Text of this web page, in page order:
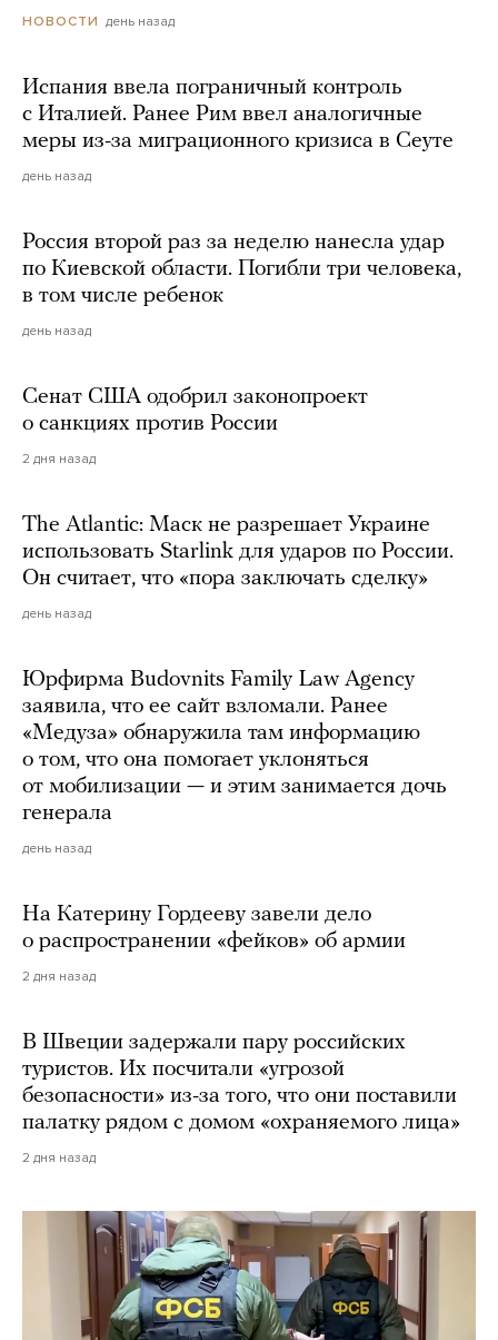
НОВОСТИ день назад
Испания ввела пограничный контроль
с Италией. Ранее Рим ввел аналогичные
меры из-за миграционного кризиса в Сеуте
день назад
Россия второй раз за неделю нанесла удар
по Киевской области. Погибли три человека,
в том числе ребенок
день назад
Сенат США одобрил законопроект
о санкциях против России
2 дня назад
The Atlantic: Маск не разрешает Украине
использовать Starlink для ударов по России.
Он считает, что «пора заключать сделку»
день назад
Юрфирма Budovnits Family Law Agency
заявила, что ее сайт взломали. Ранее
«Медуза» обнаружила там информацию
о том, что она помогает уклоняться
от мобилизации — и этим занимается дочь
генерала
день назад
На Катерину Гордееву завели дело
о распространении «фейков» об армии
2 дня назад
В Швеции задержали пару российских
туристов. Их посчитали «угрозой
безопасности» из-за того, что они поставили
палатку рядом с домом «охраняемого лица»
2 дня назад